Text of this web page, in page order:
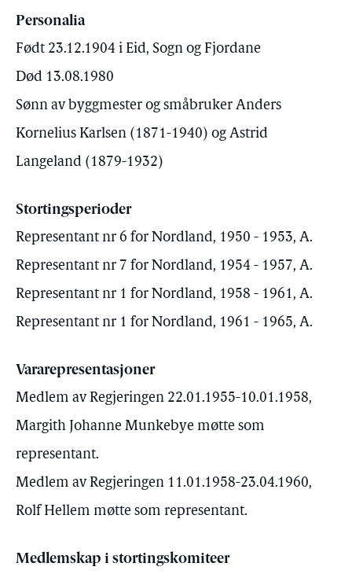
Personalia
Født 23.12.1904 i Eid, Sogn og Fjordane
Død 13.08.1980
Sønn av byggmester og småbruker Anders
Kornelius Karlsen (1871-1940) og Astrid
Langeland (1879-1932)
Stortingsperioder
Representant nr 6 for Nordland, 1950 - 1953, A.
Representant nr 7 for Nordland, 1954 - 1957, A.
Representant nr 1 for Nordland, 1958 - 1961, A.
Representant nr 1 for Nordland, 1961 - 1965, A.
Vararepresentasjoner
Medlem av Regjeringen 22.01.1955-10.01.1958,
Margith Johanne Munkebye møtte som
representant.
Medlem av Regjeringen 11.01.1958-23.04.1960,
Rolf Hellem møtte som representant.
Medlemskap i stortingskomiteer